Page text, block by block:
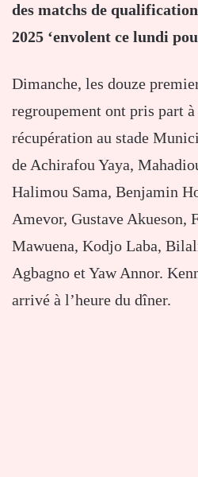
des matchs de
2025 ‘envolent ce lundi
Dimanche, les douze
regroupement ont pris part à
récupération au stade
de Achirafou Yaya,
Halimou Sama, Benjamin
Amevor, Gustave Akueson,
Mawuena, Kodjo Laba,
Agbagno et Yaw Annor.
arrivé à l’heure du dîner.